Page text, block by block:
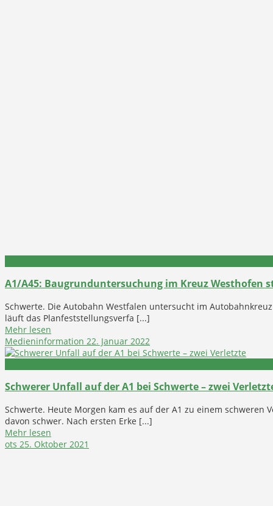
A1/A45: Baugrunduntersuchung im Kreuz Westhofen
Schwerte. Die Autobahn Westfalen untersucht im
läuft das Planfeststellungsverfa [...]
Mehr lesen
Medieninformation 22. Januar 2022
Schwerer Unfall auf der A1 bei Schwerte – zwei
Schwerte. Heute Morgen kam es auf der A1 zu einem
davon schwer. Nach ersten Erke [...]
Mehr lesen
ots 25. Oktober 2021